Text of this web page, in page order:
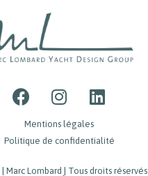
Mentions légales
Politique de confidentialité
Marc Lombard | Tous droits réservés